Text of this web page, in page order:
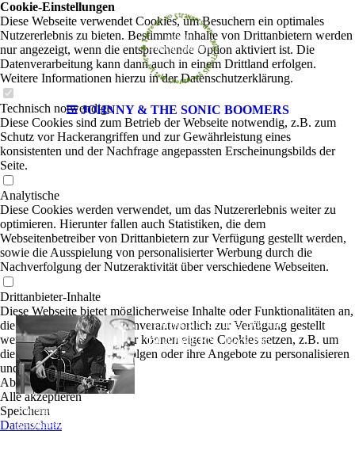
JOHNNY & THE SONIC BOOMERS
JOHNNY & the SONIC
BOOMERS |Rock-Pop
Nun begeistert er Euch mit seinem Repertoire von Bon Jovi bis hin zu selbst
geschriebenen Songs.
Cookie-Einstellungen
Diese Webseite verwendet Cookies, um Besuchern ein optimales
Nutzererlebnis zu bieten. Bestimmte Inhalte von Drittanbietern werden
nur angezeigt, wenn die entsprechende Option aktiviert ist. Die
Datenverarbeitung kann dann auch in einem Drittland erfolgen.
Weitere Informationen hierzu in der Datenschutzerklärung.
Technisch notwendige
Diese Cookies sind zum Betrieb der Webseite notwendig, z.B. zum
Schutz vor Hackerangriffen und zur Gewährleistung eines
konsistenten und der Nachfrage angepassten Erscheinungsbilds der
Seite.
Analytische
Diese Cookies werden verwendet, um das Nutzererlebnis weiter zu
optimieren. Hierunter fallen auch Statistiken, die dem
Webseitenbetreiber von Drittanbietern zur Verfügung gestellt werden,
sowie die Ausspielung von personalisierter Werbung durch die
Nachverfolgung der Nutzeraktivität über verschiedene Webseiten.
Drittanbieter-Inhalte
Diese Webseite bietet möglicherweise Inhalte oder Funktionalitäten an,
die von Drittanbietern eigenverantwortlich zur Verfügung gestellt
werden. Diese Drittanbieter können eigene Cookies setzen, z.B. um
die Nutzeraktivität zu verfolgen oder ihre Angebote zu personalisieren
und zu optimieren.
Ablehnen
Alle akzeptieren
Speichern
Datenschutz